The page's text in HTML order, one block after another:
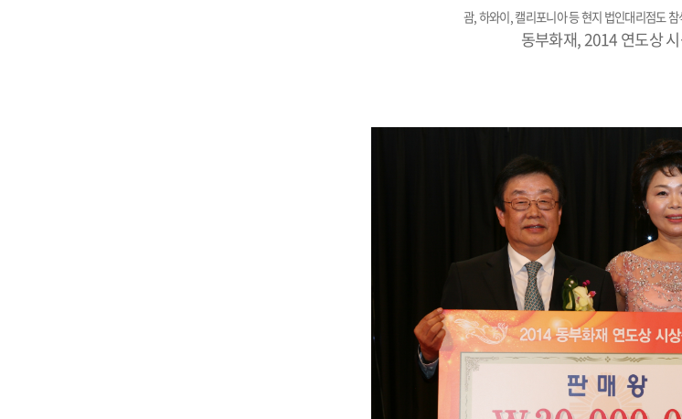
괌, 하와이, 캘리포니아 등 현지 법인대리점도
동부화재, 2014 연도상